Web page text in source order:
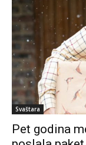
Svaštara
Pet godina